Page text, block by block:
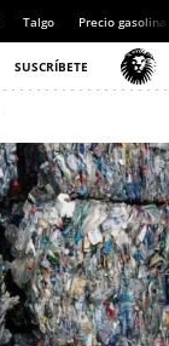
Talgo Precio gasolina